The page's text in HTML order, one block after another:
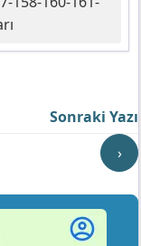
Sonraki Yazı
›